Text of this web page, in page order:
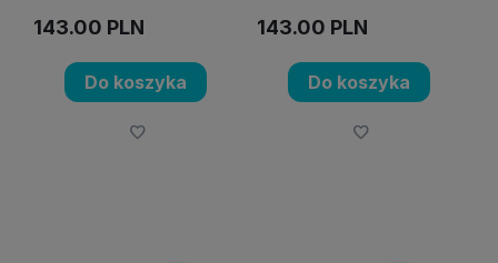
143.00 PLN
Do koszyka
143.00 PLN
Do koszyka